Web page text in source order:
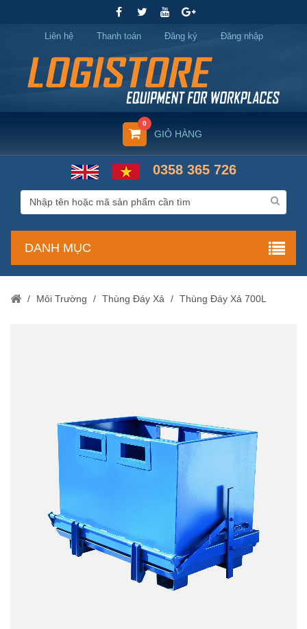
Liên hệ Thanh toán Đăng ký Đăng nhập
GIỎ HÀNG
0
0358 365 726
DANH MỤC
/ Môi Trường / Thùng Đáy Xả / Thùng Đáy Xả 700L